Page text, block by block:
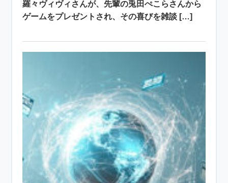
羅々ヴィヴィさんが、先輩の兎田ぺこらさんから
ゲームをプレゼントされ、その喜びを雑談 […]